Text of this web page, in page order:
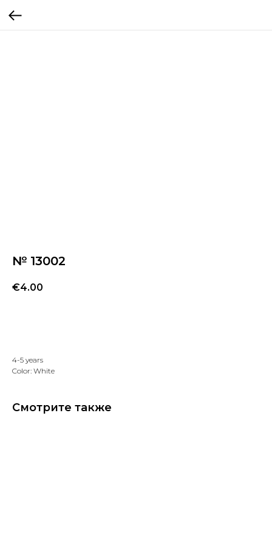
№ 13002
€4.00
4-5 years
Color: White
Смотрите также